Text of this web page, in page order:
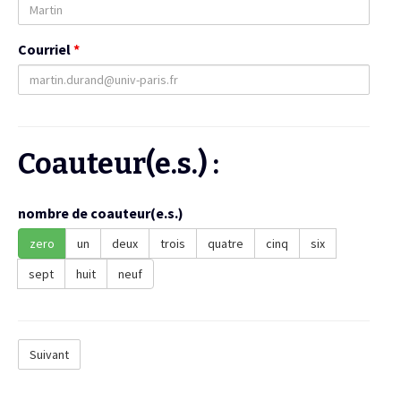
Courriel*
Coauteur(e.s.) :
nombre de coauteur(e.s.)
zero un deux trois quatre cinq
six
sept
huit neuf